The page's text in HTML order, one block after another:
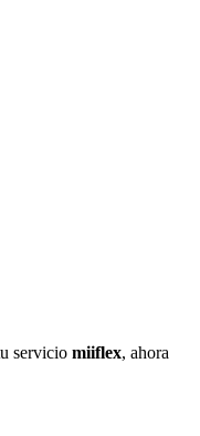
servicio miiflex, ahora